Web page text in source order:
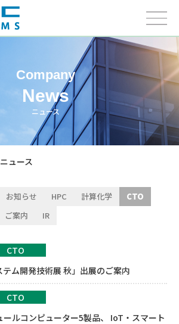
Company
News
ニュース
ュース
お知らせ HPC 計算化学
CTO
ご案内 IR
CTO
テム開発技術展 秋」出展のご案内
CTO
ルコンピューター5製品、 IoT・スマート